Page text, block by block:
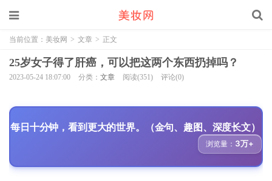
当前位置： 美妆网 > 文章 > 正文
25岁女子得了肝癌，可以把这两个东西扔掉吗？
2023-05-24 18:07:00 分类： 文章 阅读(351) 评论(0)
每日十分钟，看到更大的世界。（金句、趣图、深度长文）
浏览量： 3万+